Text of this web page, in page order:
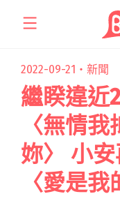
2022-09-21・ 新聞
繼睽違近
〈無情
妳〉 小
〈愛是我